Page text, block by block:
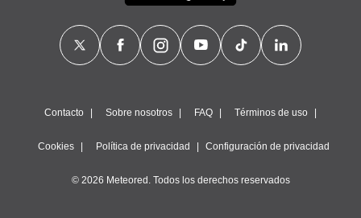
Contacto Sobre nosotros FAQ Términos de uso
Cookies Política de privacidad Configuración de privacidad
© 2026 Meteored. Todos los derechos reservados